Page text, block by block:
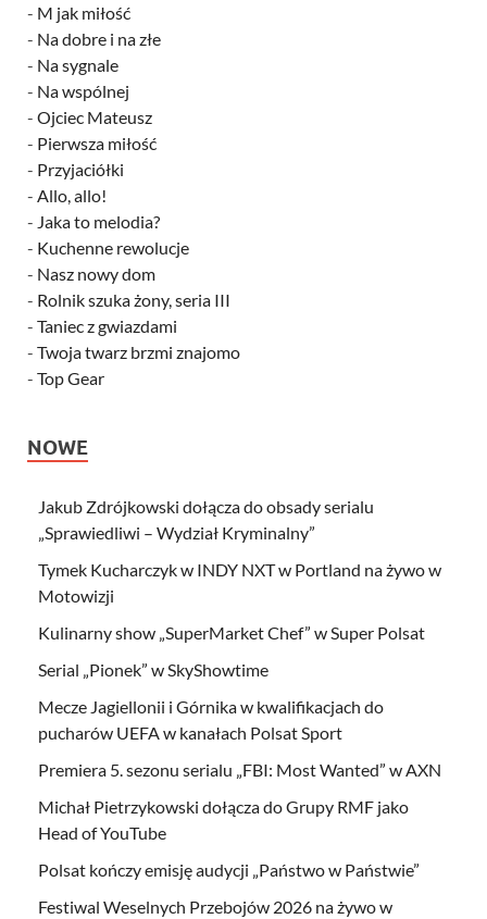
- M jak miłość
- Na dobre i na złe
- Na sygnale
- Na wspólnej
- Ojciec Mateusz
- Pierwsza miłość
- Przyjaciółki
- Allo, allo!
- Jaka to melodia?
- Kuchenne rewolucje
- Nasz nowy dom
- Rolnik szuka żony, seria III
- Taniec z gwiazdami
- Twoja twarz brzmi znajomo
- Top Gear
NOWE
Jakub Zdrójkowski dołącza do obsady serialu
„Sprawiedliwi – Wydział Kryminalny”
Tymek Kucharczyk w INDY NXT w Portland na żywo w
Motowizji
Kulinarny show „SuperMarket Chef” w Super Polsat
Serial „Pionek” w SkyShowtime
Mecze Jagiellonii i Górnika w kwalifikacjach do
pucharów UEFA w kanałach Polsat Sport
Premiera 5. sezonu serialu „FBI: Most Wanted” w AXN
Michał Pietrzykowski dołącza do Grupy RMF jako
Head of YouTube
Polsat kończy emisję audycji „Państwo w Państwie”
Festiwal Weselnych Przebojów 2026 na żywo w